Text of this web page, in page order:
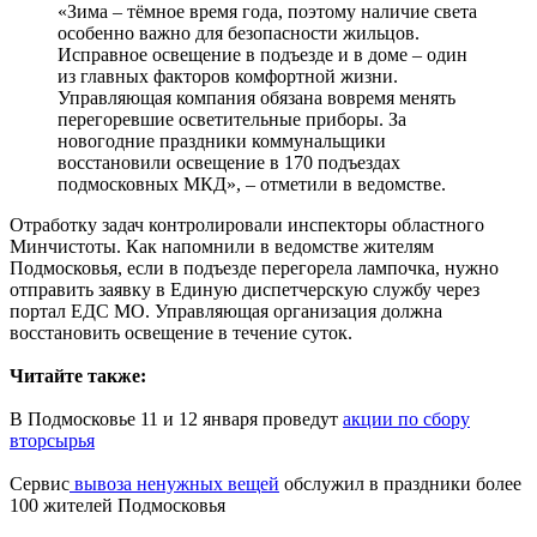
«Зима – тёмное время года, поэтому наличие света
особенно важно для безопасности жильцов.
Исправное освещение в подъезде и в доме – один
из главных факторов комфортной жизни.
Управляющая компания обязана вовремя менять
перегоревшие осветительные приборы. За
новогодние праздники коммунальщики
восстановили освещение в 170 подъездах
подмосковных МКД», – отметили в ведомстве.
Отработку задач контролировали инспекторы областного
Минчистоты. Как напомнили в ведомстве жителям
Подмосковья, если в подъезде перегорела лампочка, нужно
отправить заявку в Единую диспетчерскую службу через
портал ЕДС МО. Управляющая организация должна
восстановить освещение в течение суток.
Читайте также:
В Подмосковье 11 и 12 января проведут акции по сбору
вторсырья
Сервис вывоза ненужных вещей обслужил в праздники более
100 жителей Подмосковья